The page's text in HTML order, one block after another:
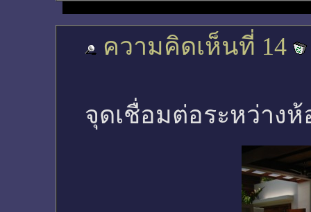
ความคิดเห็นที่ 14
จุดเชื่อมต่อระหว่าง